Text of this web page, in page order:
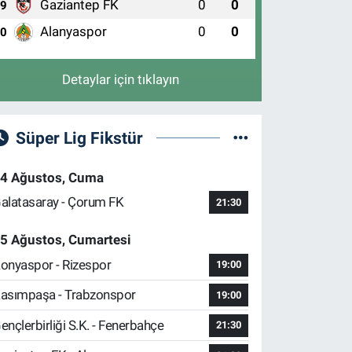
Uluçınar Eczanesi
İMAM HATİP LİSESİ KARŞISI)
0 (224) 262 93 21 Yol Tarifi Al
9 Gaziantep FK 0 0
Alanyaspor 0 0
Detaylar için tıklayın
Süper Lig Fikstür
Ağustos, Cuma
- Çorum FK
21:30
Ağustos, Cumartesi
- Rizespor
19:00
- Trabzonspor 19:00
S.K. - Fenerbahçe 21:30